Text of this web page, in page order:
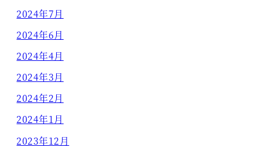
2024年7月
2024年6月
2024年4月
2024年3月
2024年2月
2024年1月
2023年12月